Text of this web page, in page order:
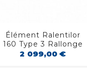
 
Élément Ralentilor
160 Type 3 Rallonge
2 099,00 €